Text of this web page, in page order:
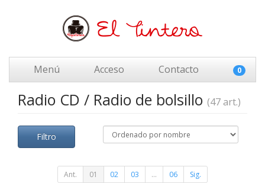
Menú Acceso Contacto 0
Radio CD / Radio de bolsillo (47 art.)
Filtro
Ant. 01 02 03 ... 06 Sig.